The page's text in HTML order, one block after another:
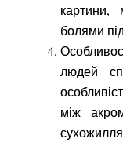
картини,
болями
людей
між